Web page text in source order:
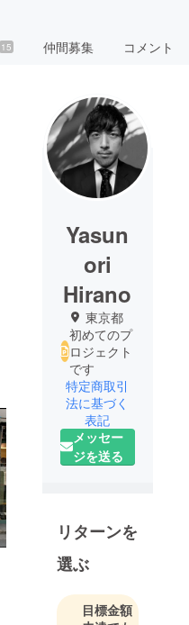
15 仲間募集 コメント
Yasun
ori
Hirano
東京都
初めてのプ
ロジェクト
です
特定商取引
法に基づく
表記
メッセー
ジを送る
リターンを
選ぶ
目標金額